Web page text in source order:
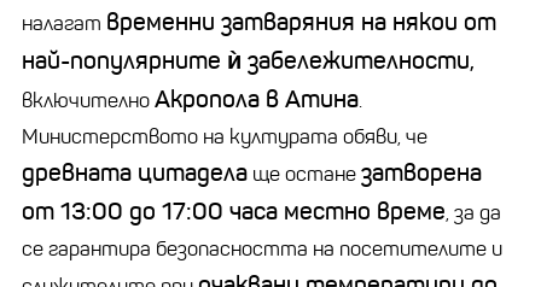
налагат временни затваряния на някои от
най-популярните ѝ забележителности,
включителноАкрополa в Атина.
Министерството на културата обяви, че
древната цитадела ще останезатворена
от 13:00 до 17:00 часа местно време, за да
се гарантира безопасността на посетителите и